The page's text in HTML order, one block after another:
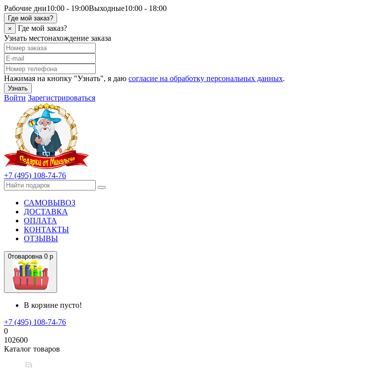
Рабочие дни10:00 - 19:00Выходные10:00 - 18:00
Где мой заказ?
×
Где мой заказ?
Узнать местонахождение заказа
Нажимая на кнопку "Узнать", я даю согласие на обработку персональных данных.
Узнать
Войти Зарегистрироваться
+7 (495) 108-74-76
САМОВЫВОЗ
ДОСТАВКА
ОПЛАТА
КОНТАКТЫ
ОТЗЫВЫ
0товаровна 0 р
В корзине пусто!
+7 (495) 108-74-76
0
102600
Каталог товаров